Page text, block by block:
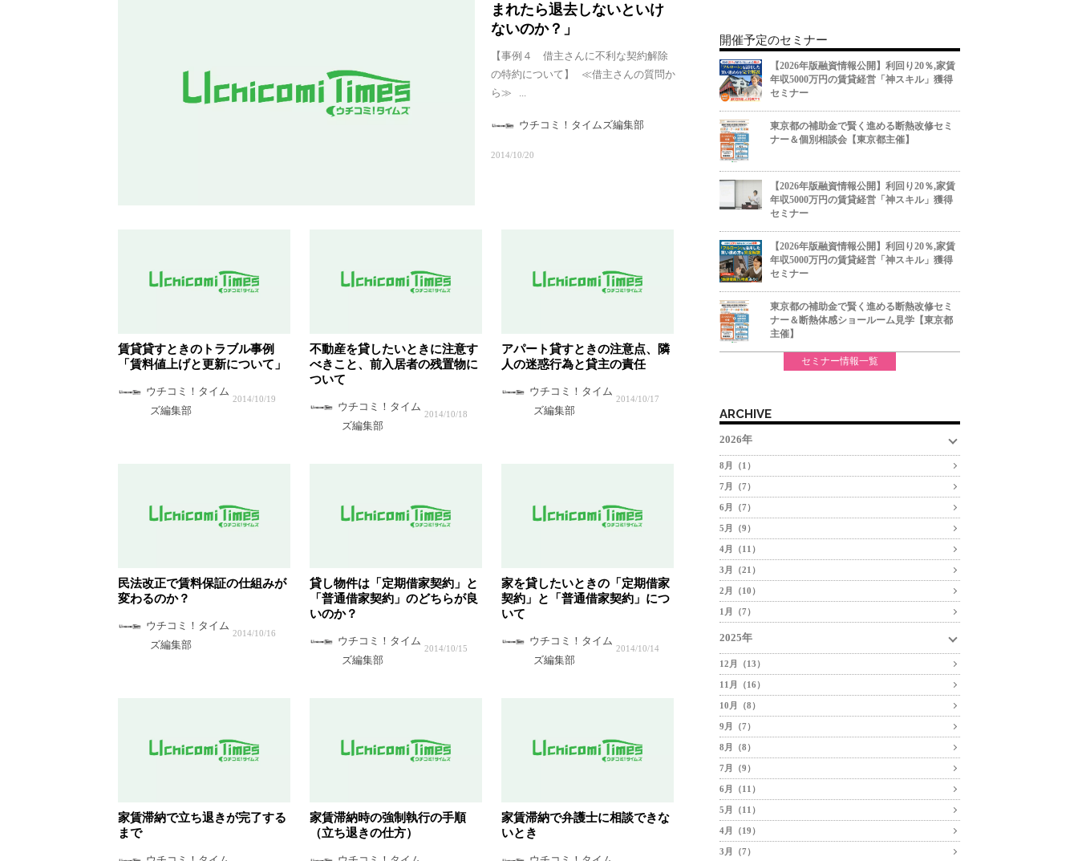
まれたら退去しないといけ
ないのか？」
【事例４ 借主さんに不利な契約解除
の特約について】 ≪借主さんの質問か
ら≫ ...
ウチコミ！タイムズ編集部
2014/10/20
賃貸貸すときのトラブル事例
「賃料値上げと更新について」
ウチコミ！タイム
ズ編集部
2014/10/19
不動産を貸したいときに注意す
べきこと、前入居者の残置物に
ついて
ウチコミ！タイム
ズ編集部
2014/10/18
アパート貸すときの注意点、隣
人の迷惑行為と貸主の責任
ウチコミ！タイム
ズ編集部
2014/10/17
民法改正で賃料保証の仕組みが
変わるのか？
ウチコミ！タイム
ズ編集部
2014/10/16
貸し物件は「定期借家契約」と
「普通借家契約」のどちらが良
いのか？
ウチコミ！タイム
ズ編集部
2014/10/15
家を貸したいときの「定期借家
契約」と「普通借家契約」につ
いて
ウチコミ！タイム
ズ編集部
2014/10/14
家賃滞納で立ち退きが完了する
まで
家賃滞納時の強制執行の手順
（立ち退きの仕方）
家賃滞納で弁護士に相談できな
いとき
開催予定のセミナー
【2026年版融資情報公開】利回り20％,家賃
年収5000万円の賃貸経営「神スキル」獲得
セミナー
東京都の補助金で賢く進める断熱改修セミ
ナー＆個別相談会【東京都主催】
【2026年版融資情報公開】利回り20％,家賃
年収5000万円の賃貸経営「神スキル」獲得
セミナー
【2026年版融資情報公開】利回り20％,家賃
年収5000万円の賃貸経営「神スキル」獲得
セミナー
東京都の補助金で賢く進める断熱改修セミ
ナー＆断熱体感ショールーム見学【東京都
主催】
セミナー情報一覧
ARCHIVE
2026年
8月（1）
7月（7）
6月（7）
5月（9）
4月（11）
3月（21）
2月（10）
1月（7）
2025年
12月（13）
11月（16）
10月（8）
9月（7）
8月（8）
7月（9）
6月（11）
5月（11）
4月（19）
3月（7）